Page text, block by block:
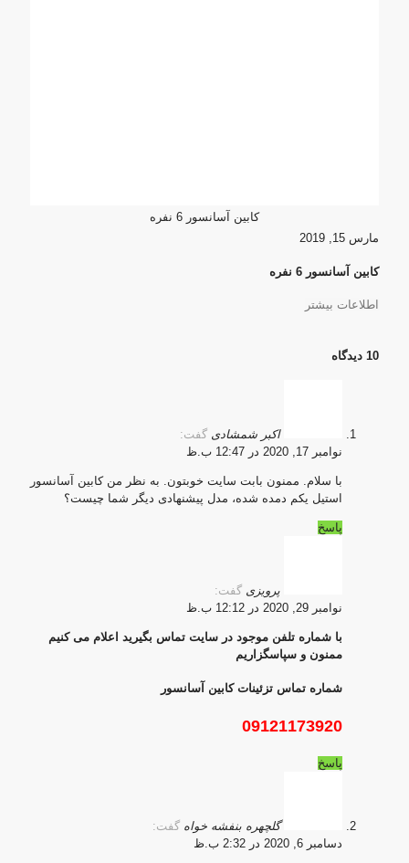
کابین آسانسور 6 نفره
مارس 15, 2019
کابین آسانسور 6 نفره
اطلاعات بیشتر
10 دیدگاه
اکبر شمشادی گفت:
نوامبر 17, 2020 در 12:47 ب.ظ
با سلام. ممنون بابت سایت خوبتون. به نظر من کابین آسانسور
استیل یکم دمده شده، مدل پیشنهادی دیگر شما چیست؟
پاسخ
پرویزی گفت:
نوامبر 29, 2020 در 12:12 ب.ظ
با شماره تلفن موجود در سایت تماس بگیرید اعلام می کنیم
ممنون و سپاسگزاریم
شماره تماس تزئینات کابین آسانسور
09121173920
پاسخ
گلچهره بنفشه خواه گفت:
دسامبر 6, 2020 در 2:32 ب.ظ